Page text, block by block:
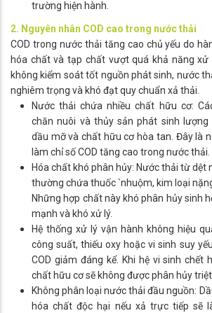
trường hiện hành.
2. Nguyên nhân COD cao trong nước thải
COD trong nước thải tăng cao chủ yếu do
hóa chất và tạp chất vượt quá khả năng xử
không kiểm soát tốt nguồn phát sinh, nước
nghiêm trọng và khó đạt quy chuẩn xả thải.
Nước thải chứa nhiều chất hữu cơ:
chăn nuôi và thủy sản phát sinh lượng
dầu mỡ và chất hữu cơ hòa tan. Đây là
làm chỉ số COD tăng cao trong nước thải.
Hóa chất khó phân hủy: Nước thải từ dệt
thường chứa thuốc `nhuộm, kim loại
Những hợp chất này khó phân hủy sinh
mạnh và khó xử lý.
Hệ thống xử lý vận hành không hiệu
công suất, thiếu oxy hoặc vi sinh suy
COD giảm đáng kể. Khi hệ vi sinh chết
chất hữu cơ sẽ không được phân hủy triệt
Không phân loại nước thải đầu nguồn:
hóa chất độc hại nếu xả trực tiếp sẽ